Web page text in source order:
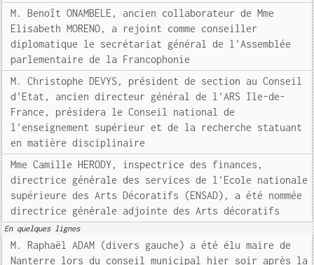
M. Benoît ONAMBELE, ancien collaborateur de Mme
Elisabeth MORENO, a rejoint comme conseiller
diplomatique le secrétariat général de l'Assemblée
parlementaire de la Francophonie
M. Christophe DEVYS, président de section au Conseil
d'Etat, ancien directeur général de l'ARS Ile-de-
France, présidera le Conseil national de
l'enseignement supérieur et de la recherche statuant
en matière disciplinaire
Mme Camille HERODY, inspectrice des finances,
directrice générale des services de l'Ecole nationale
supérieure des Arts Décoratifs (ENSAD), a été nommée
directrice générale adjointe des Arts décoratifs
En quelques lignes
M. Raphaël ADAM (divers gauche) a été élu maire de
Nanterre lors du conseil municipal hier soir après la